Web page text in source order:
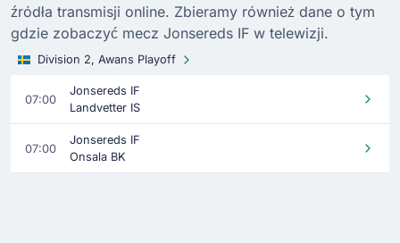
źródła transmisji online. Zbieramy również dane o tym
gdzie zobaczyć mecz Jonsereds IF w telewizji.
Division 2, Awans Playoff
07:00
Jonsereds IF
Landvetter IS
07:00
Jonsereds IF
Onsala BK